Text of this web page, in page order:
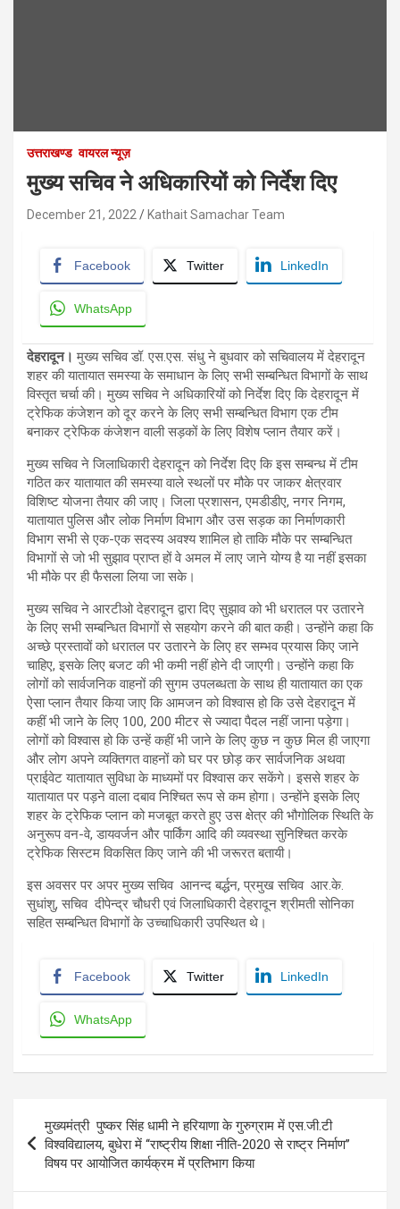
उत्तराखण्ड वायरल न्यूज़
मुख्य सचिव ने अधिकारियों को निर्देश दिए
December 21, 2022 Kathait Samachar Team
Facebook Twitter LinkedIn
WhatsApp
देहरादून। मुख्य सचिव डॉ. एस.एस. संधु ने बुधवार को सचिवालय में देहरादून
शहर की यातायात समस्या के समाधान के लिए सभी सम्बन्धित विभागों के साथ
विस्तृत चर्चा की। मुख्य सचिव ने अधिकारियों को निर्देश दिए कि देहरादून में
ट्रेफिक कंजेशन को दूर करने के लिए सभी सम्बन्धित विभाग एक टीम
बनाकर ट्रेफिक कंजेशन वाली सड़कों के लिए विशेष प्लान तैयार करें।
मुख्य सचिव ने जिलाधिकारी देहरादून को निर्देश दिए कि इस सम्बन्ध में टीम
गठित कर यातायात की समस्या वाले स्थलों पर मौके पर जाकर क्षेत्रवार
विशिष्ट योजना तैयार की जाए। जिला प्रशासन, एमडीडीए, नगर निगम,
यातायात पुलिस और लोक निर्माण विभाग और उस सड़क का निर्माणकारी
विभाग सभी से एक-एक सदस्य अवश्य शामिल हो ताकि मौके पर सम्बन्धित
विभागों से जो भी सुझाव प्राप्त हों वे अमल में लाए जाने योग्य है या नहीं इसका
भी मौके पर ही फैसला लिया जा सके।
मुख्य सचिव ने आरटीओ देहरादून द्वारा दिए सुझाव को भी धरातल पर उतारने
के लिए सभी सम्बन्धित विभागों से सहयोग करने की बात कही। उन्होंने कहा कि
अच्छे प्रस्तावों को धरातल पर उतारने के लिए हर सम्भव प्रयास किए जाने
चाहिए, इसके लिए बजट की भी कमी नहीं होने दी जाएगी। उन्होंने कहा कि
लोगों को सार्वजनिक वाहनों की सुगम उपलब्धता के साथ ही यातायात का एक
ऐसा प्लान तैयार किया जाए कि आमजन को विश्वास हो कि उसे देहरादून में
कहीं भी जाने के लिए 100, 200 मीटर से ज्यादा पैदल नहीं जाना पड़ेगा।
लोगों को विश्वास हो कि उन्हें कहीं भी जाने के लिए कुछ न कुछ मिल ही जाएगा
और लोग अपने व्यक्तिगत वाहनों को घर पर छोड़ कर सार्वजनिक अथवा
प्राईवेट यातायात सुविधा के माध्यमों पर विश्वास कर सकेंगे। इससे शहर के
यातायात पर पड़ने वाला दबाव निश्चित रूप से कम होगा। उन्होंने इसके लिए
शहर के ट्रेफिक प्लान को मजबूत करते हुए उस क्षेत्र की भौगोलिक स्थिति के
अनुरूप वन-वे, डायवर्जन और पार्किंग आदि की व्यवस्था सुनिश्चित करके
ट्रेफिक सिस्टम विकसित किए जाने की भी जरूरत बतायी।
इस अवसर पर अपर मुख्य सचिव आनन्द बर्द्धन, प्रमुख सचिव आर.के.
सुधांशु, सचिव दीपेन्द्र चौधरी एवं जिलाधिकारी देहरादून श्रीमती सोनिका
सहित सम्बन्धित विभागों के उच्चाधिकारी उपस्थित थे।
Facebook Twitter LinkedIn
WhatsApp
navigation
मुख्यमंत्री पुष्कर सिंह धामी ने हरियाणा के गुरुग्राम में एस.जी.टी
विश्वविद्यालय, बुधेरा में ‘‘राष्ट्रीय शिक्षा नीति-2020 से राष्ट्र निर्माण’’
विषय पर आयोजित कार्यक्रम में प्रतिभाग किया